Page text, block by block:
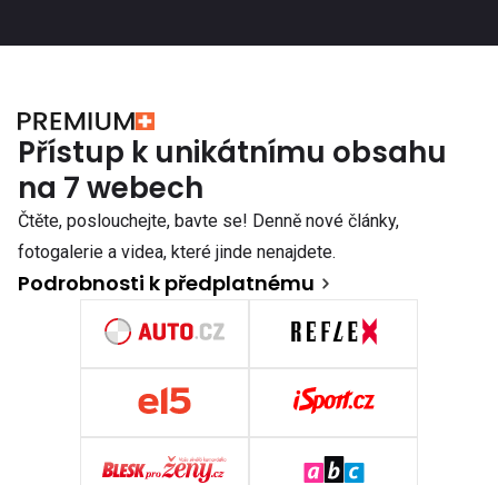
Přístup k unikátnímu obsahu
na 7 webech
Čtěte, poslouchejte, bavte se! Denně nové články,
fotogalerie a videa, které jinde nenajdete.
Podrobnosti k předplatnému